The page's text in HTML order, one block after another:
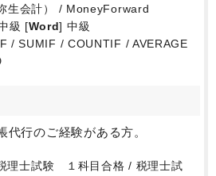
生会計） / MoneyForward
級 [Word] 中級
/ SUMIF / COUNTIF / AVERAGE
代行のご経験がある方。
理士試験 １科目合格 / 税理士試